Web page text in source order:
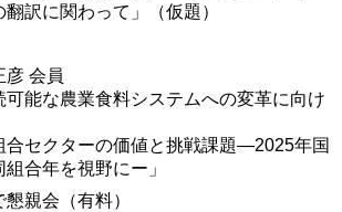
翻訳に関わって」（仮題）
彦 会員
可能な農業食料システムへの変革に向け
合セクターの価値と挑戦課題―2025年国
組合年を視野にー」
懇親会（有料）